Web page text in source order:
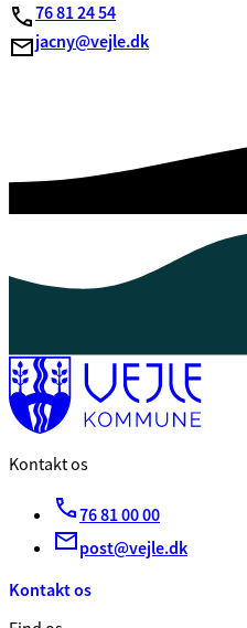
76 81 24 54
jacny@vejle.dk
Kontakt os
76 81 00 00
post@vejle.dk
Kontakt os